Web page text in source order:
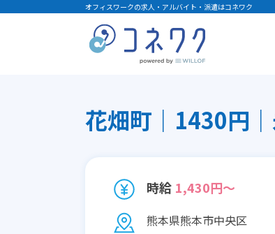
オフィスワークの求人・アルバイト・派遣はコネワク
花畑町｜1430円
時給 1,430円～
熊本県熊本市中央区